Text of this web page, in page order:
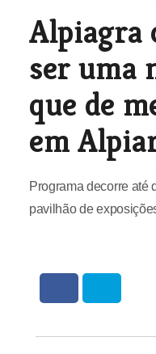
Alpiagra
ser uma
que de
em
Programa decorre até
pavilhão de